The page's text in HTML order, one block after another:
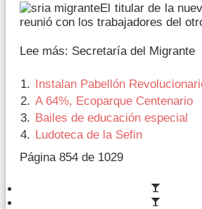
El titular de la
reunió con los trabajadores del
Lee más: Secretaría del Migrante
Instalan Pabellón
A 64%, Ecoparque Centenario
Bailes de educación especial
Ludoteca de la Sefin
Página 854 de 1029